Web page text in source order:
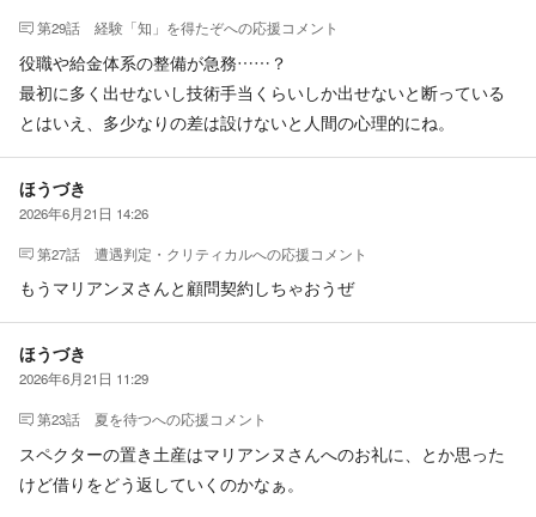
第29話 経験「知」を得たぞへの応援コメント
役職や給金体系の整備が急務……？
最初に多く出せないし技術手当くらいしか出せないと断っている
とはいえ、多少なりの差は設けないと人間の心理的にね。
ほうづき
2026年6月21日 14:26
第27話 遭遇判定・クリティカルへの応援コメント
もうマリアンヌさんと顧問契約しちゃおうぜ
ほうづき
2026年6月21日 11:29
第23話 夏を待つへの応援コメント
スペクターの置き土産はマリアンヌさんへのお礼に、とか思った
けど借りをどう返していくのかなぁ。